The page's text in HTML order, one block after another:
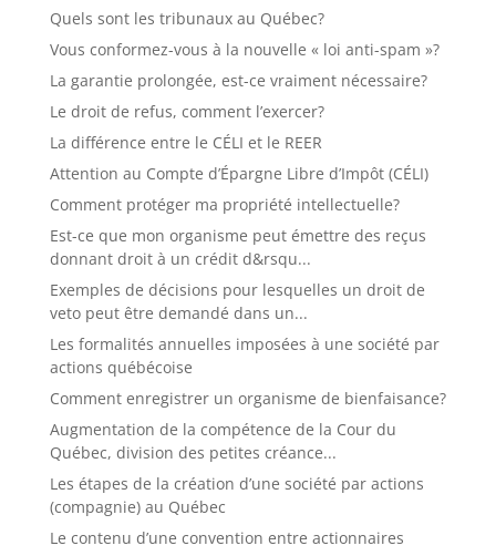
Quels sont les tribunaux au Québec?
Vous conformez-vous à la nouvelle « loi anti-spam »?
La garantie prolongée, est-ce vraiment nécessaire?
Le droit de refus, comment l’exercer?
La différence entre le CÉLI et le REER
Attention au Compte d’Épargne Libre d’Impôt (CÉLI)
Comment protéger ma propriété intellectuelle?
Est-ce que mon organisme peut émettre des reçus
donnant droit à un crédit d&rsqu...
Exemples de décisions pour lesquelles un droit de
veto peut être demandé dans un...
Les formalités annuelles imposées à une société par
actions québécoise
Comment enregistrer un organisme de bienfaisance?
Augmentation de la compétence de la Cour du
Québec, division des petites créance...
Les étapes de la création d’une société par actions
(compagnie) au Québec
Le contenu d’une convention entre actionnaires